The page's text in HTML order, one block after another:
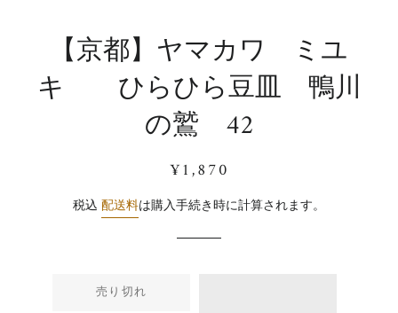
【京都】ヤマカワ ミユ
キ ひらひら豆皿 鴨川
の鷲 42
通
価
販
価
¥1,870
税込 配送料は購入手続き時に計算されます。
売り切れ